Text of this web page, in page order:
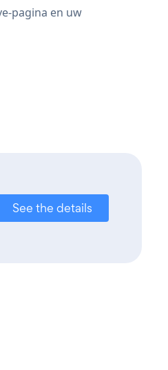
pagina en uw
See the details